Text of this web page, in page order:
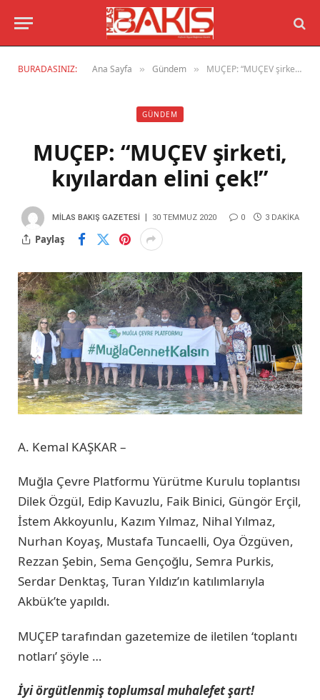
BURADASINIZ: Ana Sayfa » Gündem » MUÇEP: “MUÇEV şirketi, kıyılardan elini çek!”
GÜNDEM
MUÇEP: “MUÇEV şirketi,
kıyılardan elini çek!”
MILAS BAKIŞ GAZETESI 30 TEMMUZ 2020 0 3 DAKIKA
Paylaş
A. Kemal KAŞKAR –
Muğla Çevre Platformu Yürütme Kurulu toplantısı
Dilek Özgül, Edip Kavuzlu, Faik Binici, Güngör Erçil,
İstem Akkoyunlu, Kazım Yılmaz, Nihal Yılmaz,
Nurhan Koyaş, Mustafa Tuncaelli, Oya Özgüven,
Rezzan Şebin, Sema Gençoğlu, Semra Purkis,
Serdar Denktaş, Turan Yıldız’ın katılımlarıyla
Akbük’te yapıldı.
MUÇEP tarafından gazetemize de iletilen ‘toplantı
notları’ şöyle …
İyi örgütlenmiş toplumsal muhalefet şart!